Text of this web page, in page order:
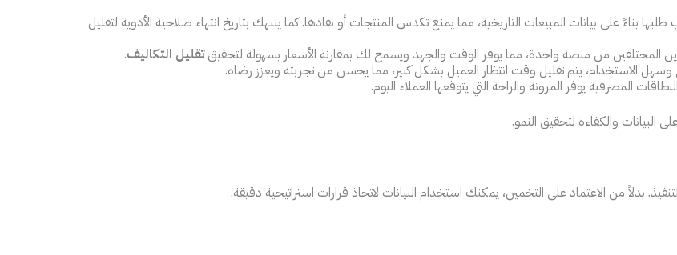
طلبها بناءً على بيانات المبيعات التاريخية، مما يمنع تكدس المنتجات أو نفادها. كما ينبهك بتاريخ انتهاء صلاحية الأدوية لتقليل
المختلفين من منصة واحدة، مما يوفر الوقت والجهد ويسمح لك بمقارنة الأسعار بسهولة لتحقيقتقليل التكاليف.
الاستخدام، يتم تقليل وقت انتظار العميل بشكل كبير، مما يحسن من تجربته ويعزز رضاه.
المصرفية يوفر المرونة والراحة التي يتوقعها العملاء اليوم.
والكفاءة لتحقيق النمو.
بدلاً من الاعتماد على التخمين، يمكنك استخدام البيانات لاتخاذ قرارات استراتيجية دقيقة.